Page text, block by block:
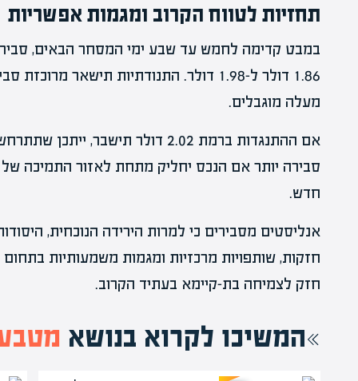
תחזיות לטווח הקרוב ומגמות אפשריות
1.86 דולר ל-1.98 דולר. התנודתיות תישאר
מעלה מוגבלים.
אם ההתנגדות ברמת 2.02 דולר
חדש.
חזקות, שותפויות מרכזיות ומגמות משמעותיות
חזק לצמיחה בת-קיימא בעתיד הקרוב.
המשיכו לקרוא בנושא